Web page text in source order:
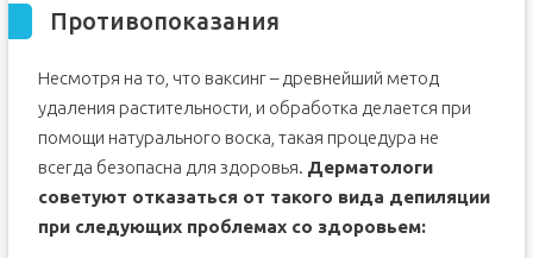
Противопоказания
Несмотря на то, что ваксинг – древнейший метод
удаления растительности, и обработка делается при
помощи натурального воска, такая процедура не
всегда безопасна для здоровья. Дерматологи
советуют отказаться от такого вида депиляции
при следующих проблемах со здоровьем: